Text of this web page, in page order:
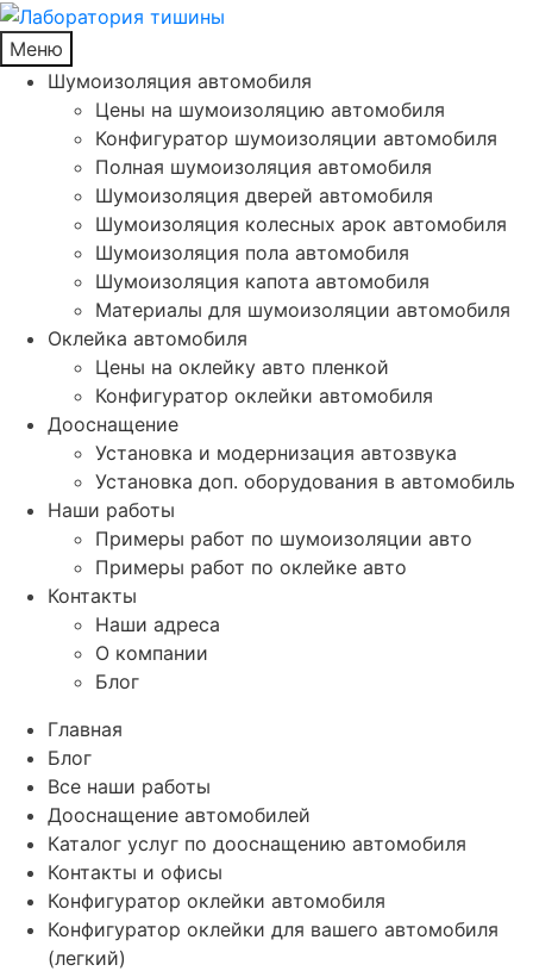
Меню
Шумоизоляция автомобиля
Цены на шумоизоляцию автомобиля
Конфигуратор шумоизоляции автомобиля
Полная шумоизоляция автомобиля
Шумоизоляция дверей автомобиля
Шумоизоляция колесных арок автомобиля
Шумоизоляция пола автомобиля
Шумоизоляция капота автомобиля
Материалы для шумоизоляции автомобиля
Оклейка автомобиля
Цены на оклейку авто пленкой
Конфигуратор оклейки автомобиля
Дооснащение
Установка и модернизация автозвука
Установка доп. оборудования в автомобиль
Наши работы
Примеры работ по шумоизоляции авто
Примеры работ по оклейке авто
Контакты
Наши адреса
О компании
Блог
Главная
Блог
Все наши работы
Дооснащение автомобилей
Каталог услуг по дооснащению автомобиля
Контакты и офисы
Конфигуратор оклейки автомобиля
Конфигуратор оклейки для вашего автомобиля
(легкий)